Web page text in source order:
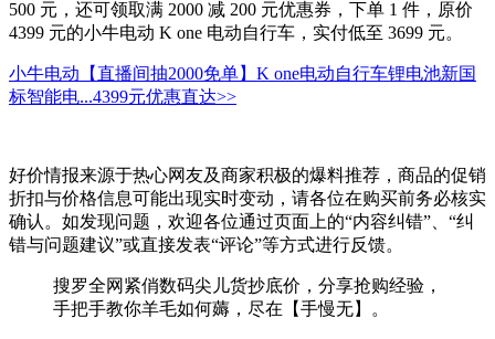
500 元，还可领取满 2000 减 200 元优惠券，下单 1 件，原价
4399 元的小牛电动 K one 电动自行车，实付低至 3699 元。
小牛电动【直播间抽2000免单】K one电动自行车锂电池新国
标智能电...4399元优惠直达>>
好价情报来源于热心网友及商家积极的爆料推荐，商品的促销
折扣与价格信息可能出现实时变动，请各位在购买前务必核实
确认。如发现问题，欢迎各位通过页面上的“内容纠错”、“纠
错与问题建议”或直接发表“评论”等方式进行反馈。
搜罗全网紧俏数码尖儿货抄底价，分享抢购经验，
手把手教你羊毛如何薅，尽在【手慢无】。